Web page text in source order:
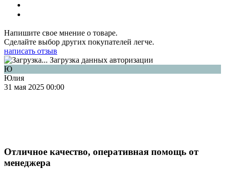
Напишите свое мнение о товаре.
Сделайте выбор других покупателей легче.
написать отзыв
Загрузка данных авторизации
Ю
Юлия
31 мая 2025 00:00
Отличное качество, оперативная помощь от
менеджера